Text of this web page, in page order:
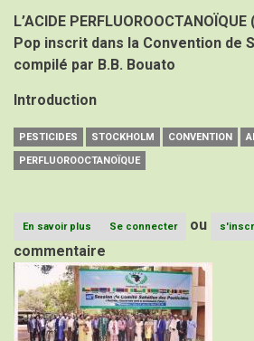
L’ACIDE
Pop inscrit dans la Convention de
compilé par B.B. Bouato
Introduction
PESTICIDES STOCKHOLM CONVENTION
PERFLUOROOCTANOÏQUE
En savoir plus
L’ACIDE
PERFLUOROOCTANOÏQUE
(APFO):
Un
nouveau
Pop
inscrit
Se connecter ou
commentaire
Image